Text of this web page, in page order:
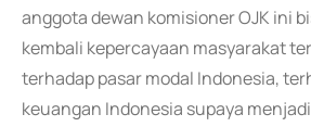
anggota dewan komisioner OJK ini
kembali kepercayaan masyarakat
terhadap pasar modal Indonesia,
keuangan Indonesia supaya